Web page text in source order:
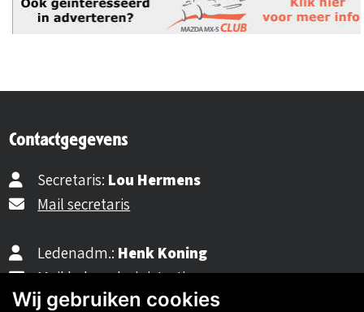
Contactgegevens
Secretaris: Lou Hermens
Mail secretaris
Ledenadm.: Henk Koning
Mail ledenadministratie
Wij gebruiken cookies